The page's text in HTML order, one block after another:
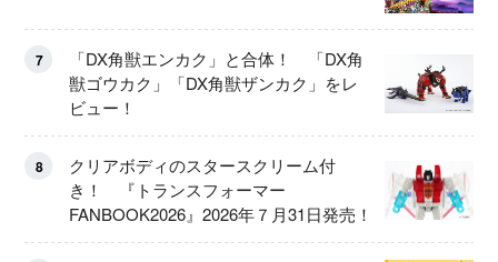
7
「DX角獣エンカク」と合体！ 「DX角
獣ゴウカク」「DX角獣ザンカク」をレ
ビュー！
8
クリアボディのスタースクリーム付
き！ 『トランスフォーマー
FANBOOK2026』2026年７月31日発売！